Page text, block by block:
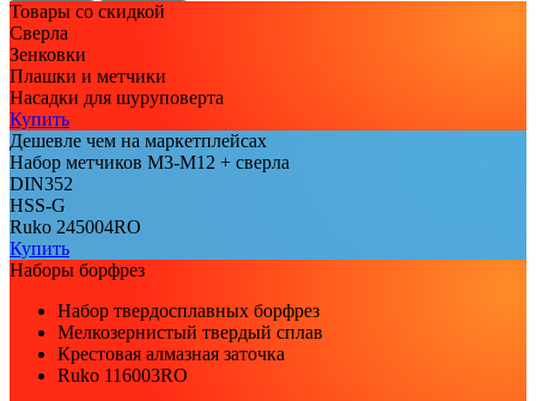
Товары со скидкой
Сверла
Зенковки
Плашки и метчики
Насадки для шуруповерта
Купить
Дешевле чем на маркетплейсах
Набор метчиков М3-М12 + сверла
DIN352
HSS-G
Ruko 245004RO
Купить
Наборы борфрез
Набор твердосплавных борфрез
Мелкозернистый твердый сплав
Крестовая алмазная заточка
Ruko 116003RO